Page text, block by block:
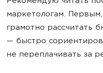
маркетологам.
грамотно рассчитать
— быстро
не переплачивать за